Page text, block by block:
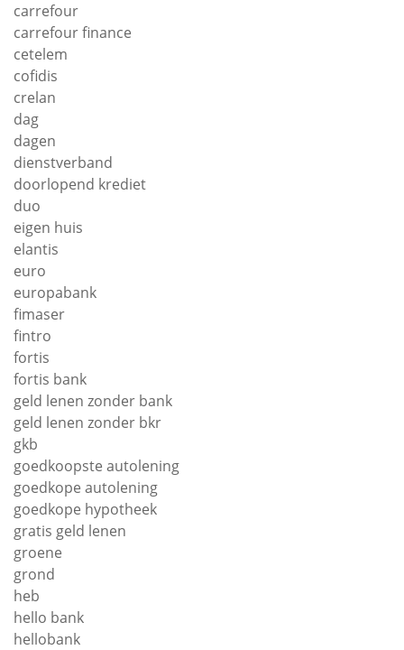
carrefour
carrefour finance
cetelem
cofidis
crelan
dag
dagen
dienstverband
doorlopend krediet
duo
eigen huis
elantis
euro
europabank
fimaser
fintro
fortis
fortis bank
geld lenen zonder bank
geld lenen zonder bkr
gkb
goedkoopste autolening
goedkope autolening
goedkope hypotheek
gratis geld lenen
groene
grond
heb
hello bank
hellobank